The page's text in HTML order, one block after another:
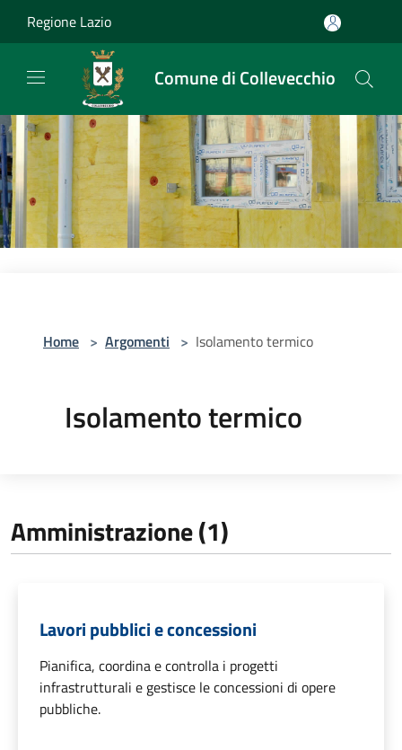
Regione Lazio
Comune di Collevecchio
Home > Argomenti > Isolamento termico
Isolamento termico
Amministrazione (1)
Lavori pubblici e concessioni
Pianifica, coordina e controlla i progetti
infrastrutturali e gestisce le concessioni di opere
pubbliche.